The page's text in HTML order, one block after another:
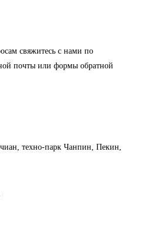
свяжитесь с нами по
почты или формы обратной
техно-парк Чанпин, Пекин,